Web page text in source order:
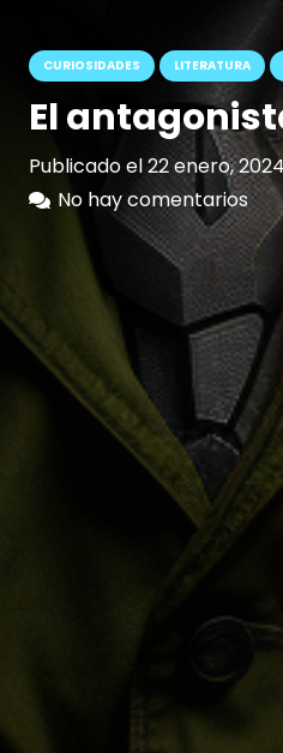
CURIOSIDADES LITERATURA
El
Publicado el22 enero, 2024
No hay comentarios